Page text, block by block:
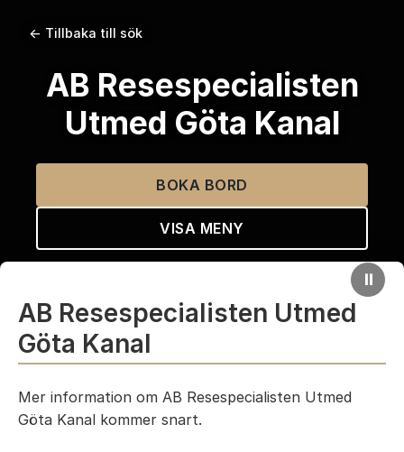
← Tillbaka till sök
AB Resespecialisten
Utmed Göta Kanal
BOKA BORD
VISA MENY
⏸
AB Resespecialisten Utmed
Göta Kanal
Mer information om AB Resespecialisten Utmed
Göta Kanal kommer snart.